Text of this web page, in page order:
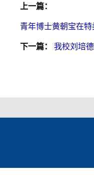
上一篇：
青年博士黄朝宝在特
下一篇： 我校刘培